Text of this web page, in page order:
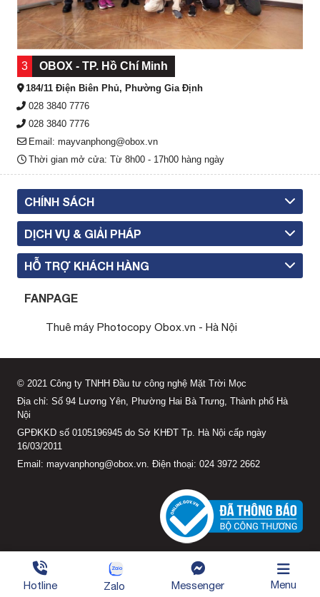
Hotline Zalo Messenger Menu
3 OBOX - TP. Hồ Chí Minh
184/11 Điện Biên Phủ, Phường Gia Định
028 3840 7776
028 3840 7776
Email: mayvanphong@obox.vn
Thời gian mở cửa: Từ 8h00 - 17h00 hàng ngày
CHÍNH SÁCH
DỊCH VỤ & GIẢI PHÁP
HỖ TRỢ KHÁCH HÀNG
FANPAGE
Thuê máy Photocopy Obox.vn - Hà Nội
© 2021 Công ty TNHH Đầu tư công nghệ Mặt Trời Mọc
Địa chỉ: Số 94 Lương Yên, Phường Hai Bà Trưng, Thành phố Hà
Nội
GPĐKKD số 0105196945 do Sở KHĐT Tp. Hà Nội cấp ngày
16/03/2011
Email: mayvanphong@obox.vn. Điện thoại: 024 3972 2662